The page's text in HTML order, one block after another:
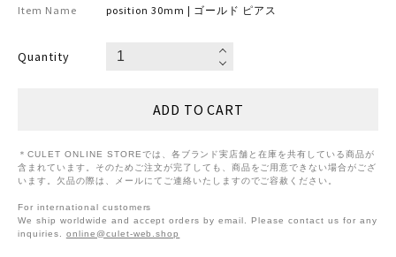
Item Name
position 30mm | ゴールド ピアス
Quantity
＊CULET ONLINE STOREでは、各ブランド実店舗と在庫を共有している商品が
含まれています。そのためご注文が完了しても、商品をご用意できない場合がござ
います。欠品の際は、メールにてご連絡いたしますのでご容赦ください。
For international customers
We ship worldwide and accept orders by email. Please contact us for any
inquiries. online@culet-web.shop